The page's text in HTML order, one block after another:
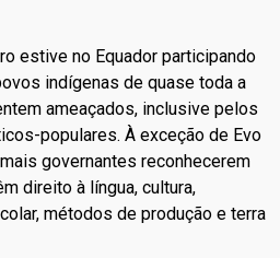
estive no Equador participando
indígenas de quase toda a
ameaçados, inclusive pelos
populares. À exceção de Evo
governantes reconhecerem
direito à língua, cultura,
métodos de produção e terra